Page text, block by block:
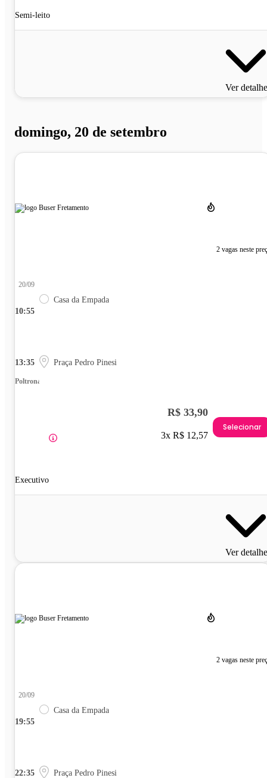
Semi-leito
Ver
domingo, 20 de setembro
2 vagas neste
10:55
20/09
Casa da Empada
13:35 Praça Pedro Pinesi
Poltrona
Executivo
R$ 33,90
3x R$ 12,57
Selecionar
Ver
2 vagas neste
19:55
20/09
Casa da Empada
22:35 Praça Pedro Pinesi